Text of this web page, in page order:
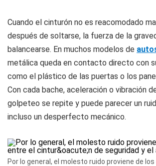
Cuando el cinturón no es reacomodado
después de soltarse, la fuerza de la
balancearse. En muchos modelos de
metálica queda en contacto directo con
como el plástico de las puertas o los
Con cada bache, aceleración o vibración
golpeteo se repite y puede parecer un
incluso un desperfecto mecánico.
Por lo general, el molesto ruido proviene de